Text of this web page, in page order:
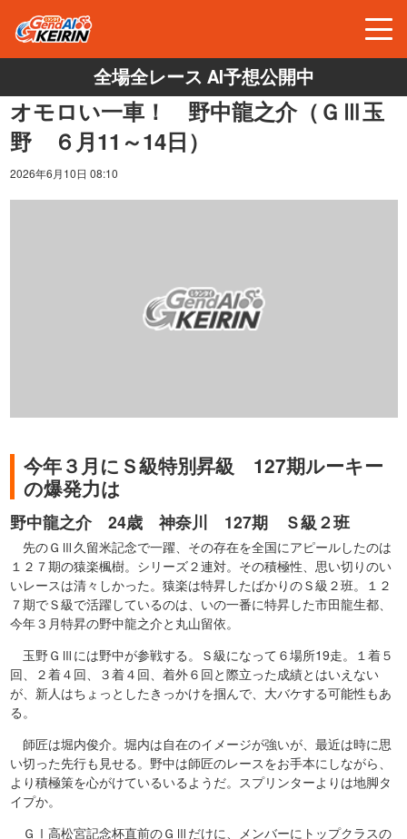
全場全レース AI予想公開中
オモロい一車！ 野中龍之介（ＧⅢ玉
野 ６月11～14日）
2026年6月10日 08:10
今年３月にＳ級特別昇級 127期ルーキー
の爆発力は
野中龍之介 24歳 神奈川 127期 Ｓ級２班
先のＧⅢ久留米記念で一躍、その存在を全国にアピールしたのは
１２７期の猿楽楓樹。シリーズ２連対。その積極性、思い切りのい
いレースは清々しかった。猿楽は特昇したばかりのＳ級２班。１２
７期でＳ級で活躍しているのは、いの一番に特昇した市田龍生都、
今年３月特昇の野中龍之介と丸山留依。
玉野ＧⅢには野中が参戦する。Ｓ級になって６場所19走。１着５
回、２着４回、３着４回、着外６回と際立った成績とはいえない
が、新人はちょっとしたきっかけを掴んで、大バケする可能性もあ
る。
師匠は堀内俊介。堀内は自在のイメージが強いが、最近は時に思
い切った先行も見せる。野中は師匠のレースをお手本にしながら、
より積極策を心がけているいるようだ。スプリンターよりは地脚タ
イプか。
ＧⅠ高松宮記念杯直前のＧⅢだけに、メンバーにトップクラスの